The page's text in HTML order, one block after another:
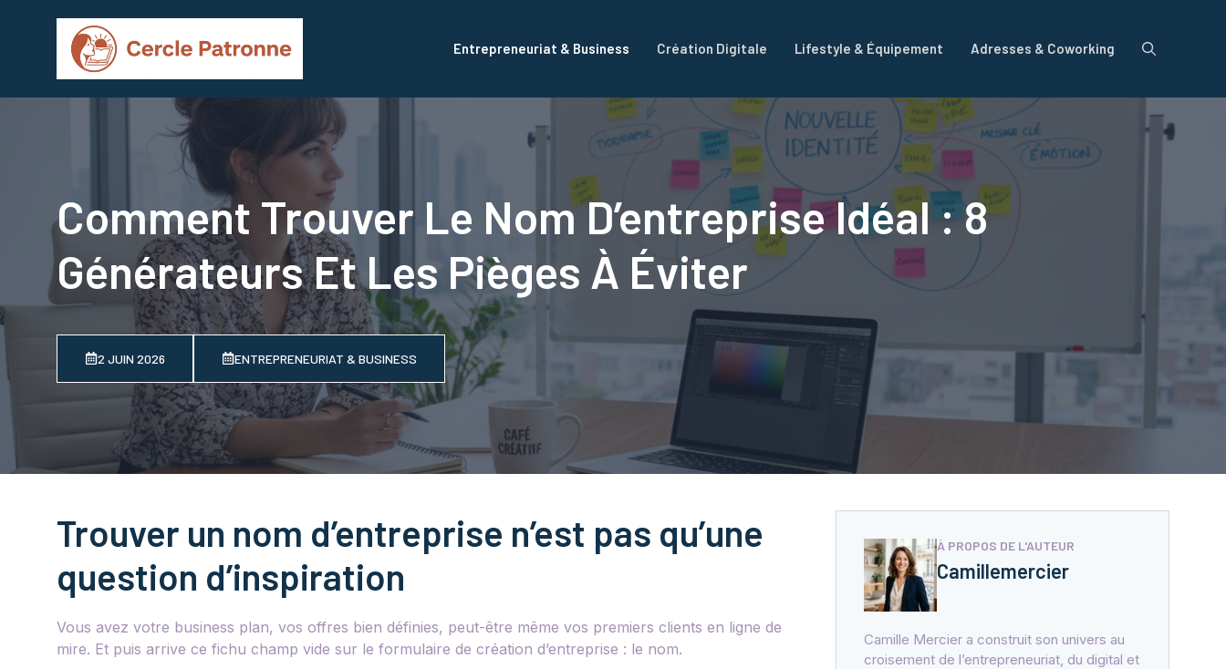
Entrepreneuriat & Business Création Digitale Lifestyle & Équipement Adresses & Coworking
Comment Trouver Le Nom D’entreprise Idéal : 8
Générateurs Et Les Pièges À Éviter
2 JUIN 2026 ENTREPRENEURIAT & BUSINESS
Trouver un nom d’entreprise n’est pas qu’une
question d’inspiration
Vous avez votre business plan, vos offres bien définies, peut-être même vos premiers clients en ligne de
mire. Et puis arrive ce fichu champ vide sur le formulaire de création d’entreprise : le nom.
À PROPOS DE L'AUTEUR
Camillemercier
Camille Mercier a construit son univers au
croisement de l’entrepreneuriat, du digital et